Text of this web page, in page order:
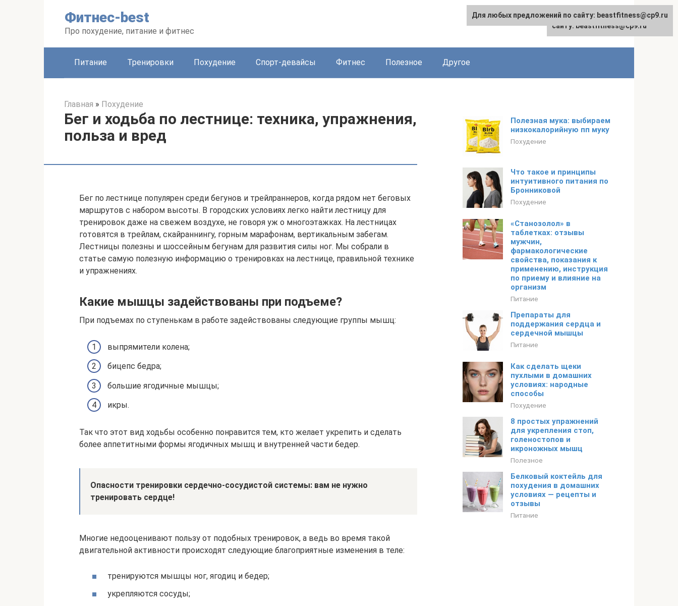
Фитнес-best
Про похудение, питание и фитнес
Питание Тренировки Похудение Спорт-девайсы Фитнес Полезное Другое
Главная » Похудение
Бег и ходьба по лестнице: техника, упражнения,
польза и вред
Бег по лестнице популярен среди бегунов и трейлраннеров, когда рядом нет беговых
маршрутов с набором высоты. В городских условиях легко найти лестницу для
тренировок даже на свежем воздухе, не говоря уж о многоэтажках. На лестницах
готовятся в трейлам, скайраннингу, горным марафонам, вертикальным забегам.
Лестницы полезны и шоссейным бегунам для развития силы ног. Мы собрали в
статье самую полезную информацию о тренировках на лестнице, правильной технике
и упражнениях.
Какие мышцы задействованы при подъеме?
При подъемах по ступенькам в работе задействованы следующие группы мышц:
выпрямители колена;
бицепс бедра;
большие ягодичные мышцы;
икры.
Так что этот вид ходьбы особенно понравится тем, кто желает укрепить и сделать
более аппетитными формы ягодичных мышц и внутренней части бедер.
Опасности тренировки сердечно-сосудистой системы: вам не нужно
тренировать сердце!
Многие недооценивают пользу от подобных тренировок, а ведь во время такой
двигательной активности происходят следующие благоприятные изменения в теле:
тренируются мышцы ног, ягодиц и бедер;
укрепляются сосуды;
Полезная мука: выбираем
низкокалорийную пп муку
Похудение
Что такое и принципы
интуитивного питания по
Бронниковой
Похудение
«Станозолол» в
таблетках: отзывы
мужчин,
фармакологические
свойства, показания к
применению, инструкция
по приему и влияние на
организм
Питание
Препараты для
поддержания сердца и
сердечной мышцы
Питание
Как сделать щеки
пухлыми в домашних
условиях: народные
способы
Похудение
8 простых упражнений
для укрепления стоп,
голеностопов и
икроножных мышц
Полезное
Белковый коктейль для
похудения в домашних
условиях — рецепты и
отзывы
Питание
Для любых предложений по
сайту: beastfitness@cp9.ru
Для любых предложений по сайту: beastfitness@cp9.ru